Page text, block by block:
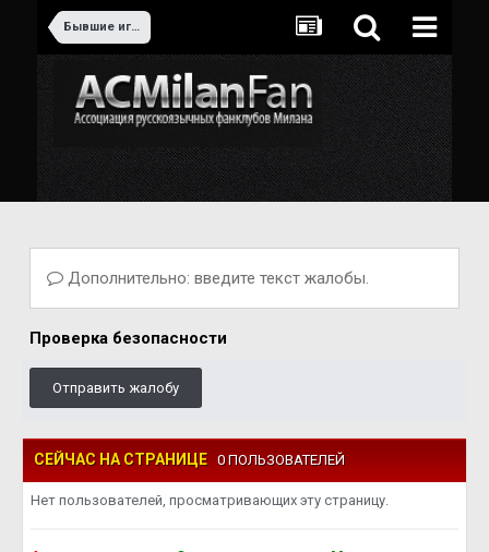
Бывшие игроки Милана
Дополнительно: введите текст жалобы.
Проверка безопасности
Отправить жалобу
СЕЙЧАС НА СТРАНИЦЕ 0 ПОЛЬЗОВАТЕЛЕЙ
Нет пользователей, просматривающих эту страницу.